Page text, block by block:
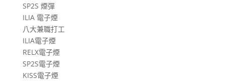
SP2S 煙彈
ILIA 電子煙
八大兼職打工
ILIA電子煙
RELX電子煙
SP2S電子煙
KISS電子煙